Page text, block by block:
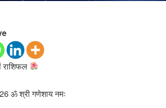
राशिफल
ॐ श्री गणेशाय नमः